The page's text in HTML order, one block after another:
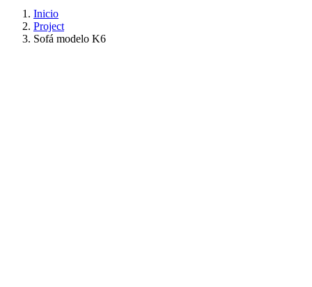
Inicio
Project
Sofá modelo K6